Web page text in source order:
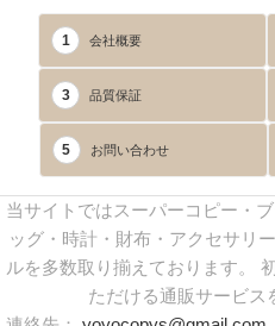
1 会社概要
3 品質保証
5 お問い合わせ
当サイトではスーパーコピー・
ッグ・時計・財布・アクセサリ
ルを多数取り揃えております。
ただける通販サービス